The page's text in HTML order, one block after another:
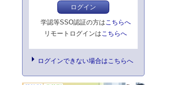
ログイン
学認等SSO認証の方はこちらへ
リモートログインはこちらへ
ログインできない場合はこちらへ